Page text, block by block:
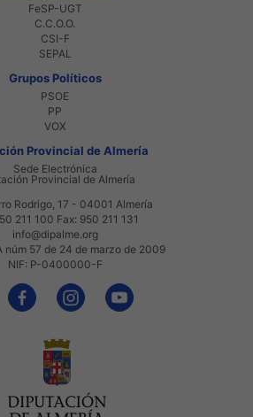
FeSP-UGT
C.C.O.O.
CSI-F
SEPAL
Grupos Políticos
PSOE
PP
VOX
Provincial de Almería
Sede Electrónica
Provincial de Almería
Rodrigo, 17 - 04001 Almería
211 100 Fax: 950 211 131
info@dipalme.org
núm 57 de 24 de marzo de 2009
NIF: P-0400000-F